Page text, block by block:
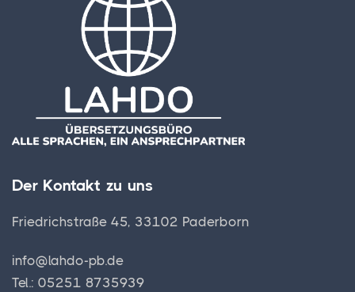
Der Kontakt zu uns
Friedrichstraße 45, 33102 Paderborn
info@lahdo-pb.de
Tel.: 05251 8735939